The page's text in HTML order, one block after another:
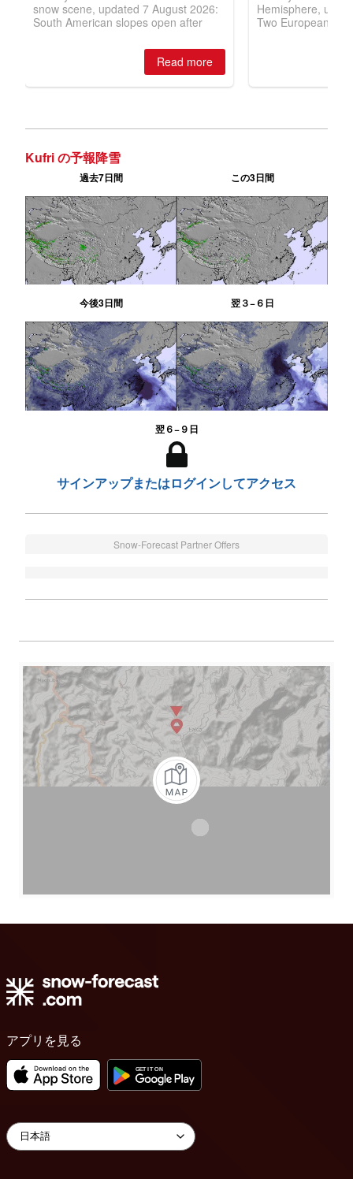
Kufri の予報降雪
過去7日間 この3日間
今後3日間 翌３−６日
翌６−９日
サインアップまたはログインしてアクセス
Snow-Forecast Partner Offers
アプリを見る